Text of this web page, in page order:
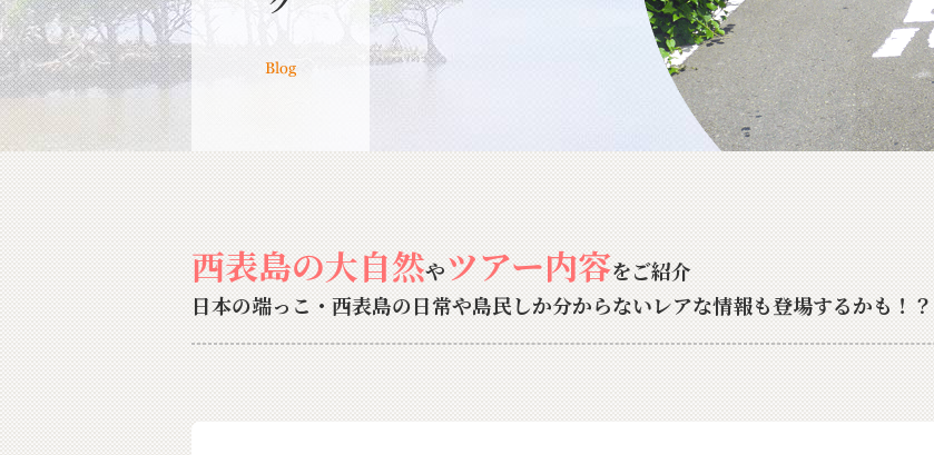
西表島の大自然やツアー内容をご紹介
日本の端っこ・西表島の日常や島民しか分からないレアな情報も登場するかも！？